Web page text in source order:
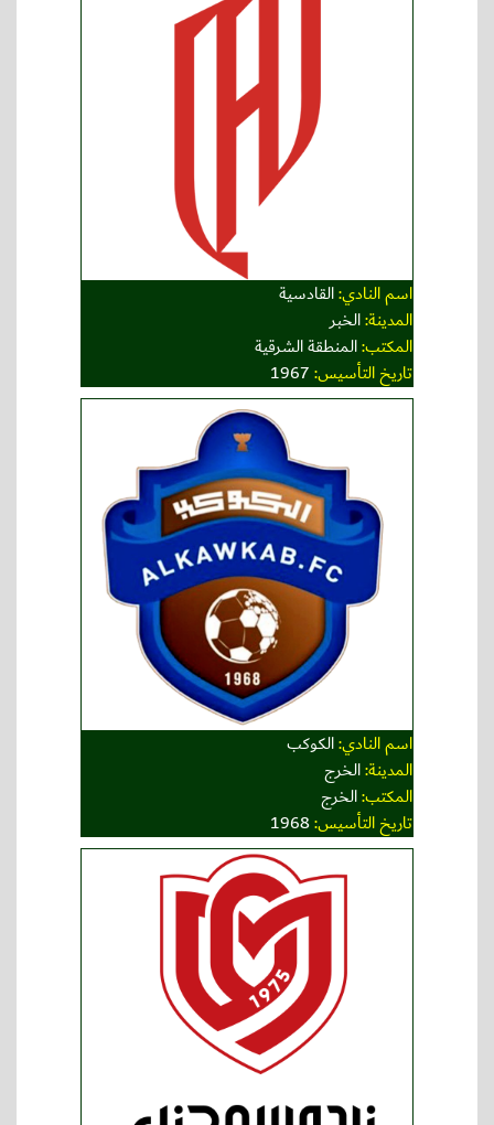
اسم النادي:القادسية
المدينة:الخبر
المكتب:المنطقة الشرقية
تاريخ التأسيس:1967
اسم النادي:الكوكب
المدينة:الخرج
المكتب:الخرج
تاريخ التأسيس:1968